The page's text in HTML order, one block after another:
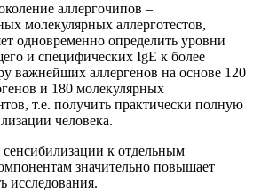
аллергочипов –
молекулярных аллерготестов,
одновременно определить уровни
и специфических IgE к более
важнейших аллергенов на основе 120
и 180 молекулярных
т.е. получить практически полную
человека.
к отдельным
значительно повышает
исследования.